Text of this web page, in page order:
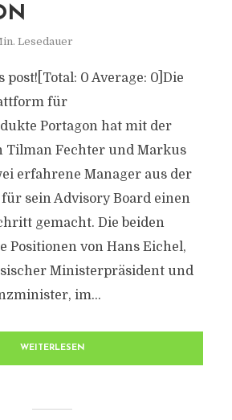
Lesedauer
post![Total: 0 Average: 0]Die
für
Portagon hat mit der
Tilman Fechter und Markus
erfahrene Manager aus der
sein Advisory Board einen
gemacht. Die beiden
Positionen von Hans Eichel,
Ministerpräsident und
im...
WEITERLESEN